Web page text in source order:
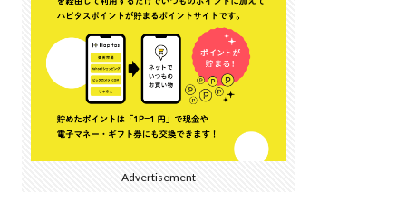
Advertisement